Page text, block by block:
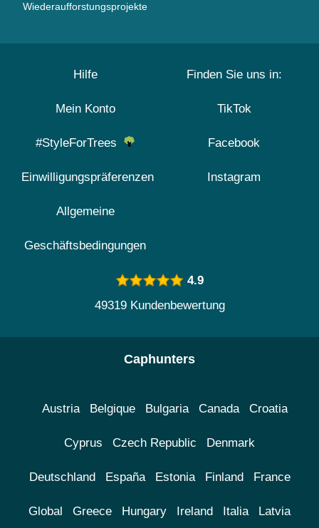
Wiederaufforstungsprojekte
Hilfe
Mein Konto
#StyleForTrees
Einwilligungspräferenzen
Allgemeine
Geschäftsbedingungen
Finden Sie uns in:
TikTok
Facebook
Instagram
4.9
49319 Kundenbewertung
Caphunters
Austria Belgique Bulgaria Canada Croatia
Cyprus Czech Republic Denmark
Deutschland España Estonia Finland France
Global Greece Hungary Ireland Italia Latvia